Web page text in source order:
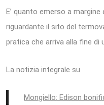
E’ quanto emerso a
riguardante il sito del
pratica che arriva alla fine
La notizia integrale su
Mongiello: Edison